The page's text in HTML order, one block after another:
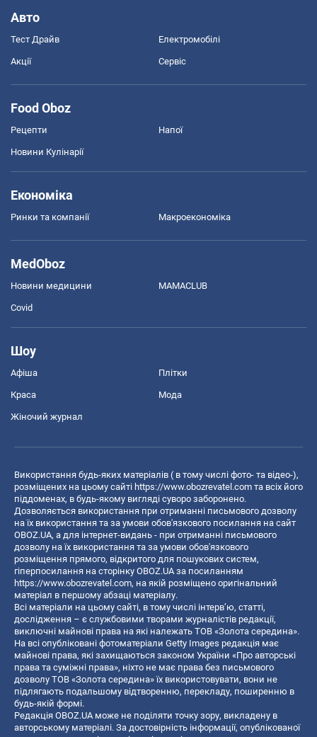
Авто
Тест Драйв Електромобілі
Акції Сервіс
Food Oboz
Рецепти Напої
Новини Кулінарії
Економіка
Ринки та компанії Макроекономіка
MedOboz
Новини медицини MAMACLUB
Covid
Шоу
Афіша Плітки
Краса Мода
Жіночий журнал
Використання будь-яких матеріалів ( в тому числі фото- та відео-),
розміщених на цьому сайті https://www.obozrevatel.com та всіх його
піддоменах, в будь-якому вигляді суворо заборонено.
Дозволяється використання при отриманні письмового дозволу
на їх використання та за умови обов'язкового посилання на сайт
OBOZ.UA, а для інтернет-видань - при отриманні письмового
дозволу на їх використання та за умови обов'язкового
розміщення прямого, відкритого для пошукових систем,
гіперпосилання на сторінку OBOZ.UA за посиланням
https://www.obozrevatel.com, на якій розміщено оригінальний
матеріал в першому абзаці матеріалу.
Всі матеріали на цьому сайті, в тому числі інтерв’ю, статті,
дослідження – є службовими творами журналістів редакції,
виключні майнові права на які належать ТОВ «Золота середина».
На всі опубліковані фотоматеріали Getty Images редакція має
майнові права, які захищаються законом України «Про авторські
права та суміжні права», ніхто не має права без письмового
дозволу ТОВ «Золота середина» їх використовувати, вони не
підлягають подальшому відтворенню, перекладу, поширенню в
будь-якій формі.
Редакція OBOZ.UA може не поділяти точку зору, викладену в
авторському матеріалі. За достовірність інформації, опублікованої